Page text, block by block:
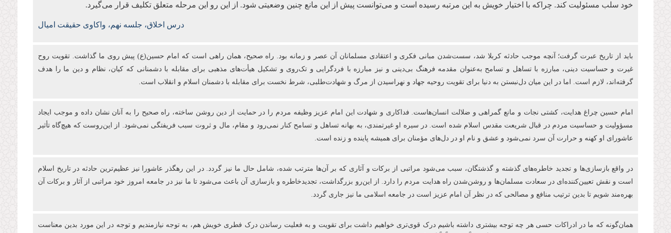
خود سلب مسئولیت کند. چراکه با اختیار خویش به این مرتبه رسیده است و می‌توانست پیش از این مانع چنین وضعیتی شود. از این رو این مرحله متعلق تکلیف قرار می‌گیرد.
درس اخلاق، جلسه نهم، واکاوی حقیقت امیال
باید از تاریخ عبرت گرفت؛ آنچه موجب حادثه کربلا شد، سست‌شدن مبانی فکری و اعتقادی مسلمانان آن عصر و زمانه بود. راه صحیح، همان راهی است که امام حسین(ع) پیش روی ما گذاشت. تقویت روح
غیرت و حساسیت دینی، مبارزه با تساهل و تسامح به‌عنوان مقدمه فرهنگ بی‌دینی و نیز مبارزه با فردگرایی و تک‌روی و تشکیل هیأت‌های مذهبی برای مقابله با دشمنانی که کیان، نظام و دین ما را هدف
گرفته‌اند، لازم است. اما در این میان دل‌نبستن به دنیا برای تقویت روحیه جهاد و نهراسیدن از مرگ و شهادت‌طلبی، شرط نخست برای مقابله با دشمنان اسلام و انقلاب است.
امام حسین چراغ هدایت، کشتی نجات و مانع گمراهی و ضلالت انسان‌هاست. فداکاری و شهادت این امام عزیز وظیفه مردم را در حمایت از دین روشن ساخته، راه صحیح را به آنان نشان داده و موجب ایجاد
مسؤولیت و حساسیت مردم در قبال شریعت مقدس اسلام شده است. در سیره او غیرتمندی، به بهانه تساهل و تسامح کنار نمی‌رود و مقام، مال و ثروت سبب فریفتگی نمی‌شود. از این‌روست که هیچ‌گاه تأثیر
عاشورای او کهنه و حرارت آن سرد نمی‌شود و عشق و نام او در دل‌های مؤمنان برای همیشه پاینده و زنده است.
در واقع بازسازی‌ها و تجدید خاطره‌های گذشته و گذشتگان، سبب می‌شود مراتبی از برکات و آثاری که بر آن‌ها مترتب شده، شامل حال ما نیز گردد. در این رهگذر عاشورا نیز عظیم‌ترین حادثه در تاریخ اسلام
است و نقش تعیین‌کننده‌ای در سعادت مسلمان‌ها و روشن‌شدن راه هدایت مردم را دارد. از این‌رو بزرگداشت، تجدیدخاطره و بازسازی آن باعث می‌شود تا ما نیز در جامعه امروز خود مراتبی از آثار و برکات آن
بهره‌مند شویم تا بدین ترتیب منافع و مصالحی که در نظر آن امام عزیز است در جامعه اسلامی ما نیز جاری گردد.
همان‌گونه که ما در ادراکات حسی‌ هر چه توجه بیشتری داشته باشیم درک قوی‌تری خواهیم داشت برای تقویت و به فعلیت رساندن درک فطری خویش هم، به توجه نیازمندیم و توجه در این مورد بدین معناست